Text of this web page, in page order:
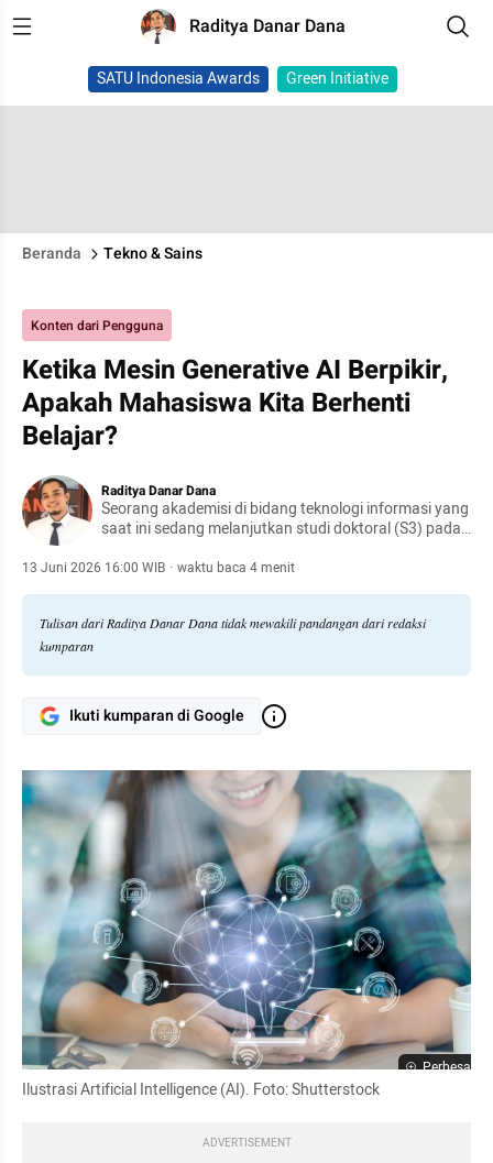
Raditya Danar Dana
SATU Indonesia Awards Green Initiative
Beranda Tekno & Sains
Konten dari Pengguna
Ketika Mesin Generative AI Berpikir,
Apakah Mahasiswa Kita Berhenti
Belajar?
Raditya Danar Dana
Seorang akademisi di bidang teknologi informasi yang
saat ini sedang melanjutkan studi doktoral (S3) pada
Atma Jaya Yogyakarta.
13 Juni 2026 16:00 WIB · waktu baca 4 menit
Tulisan dari Raditya Danar Dana tidak mewakili pandangan dari redaksi
kumparan
Ikuti kumparan di Google
Perbesar
Ilustrasi Artificial Intelligence (AI). Foto: Shutterstock
ADVERTISEMENT